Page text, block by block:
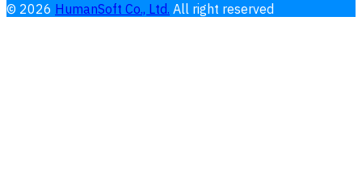
© 2026 HumanSoft Co., Ltd. All right reserved